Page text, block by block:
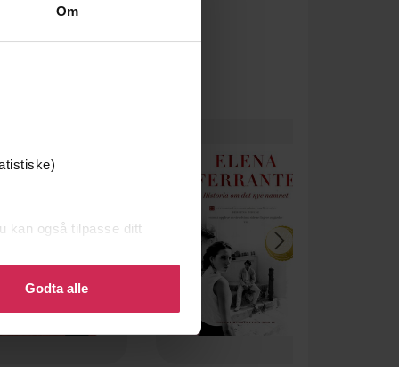
Om
kan også tilpasse ditt
eller endre ditt samtykke.
Godta alle